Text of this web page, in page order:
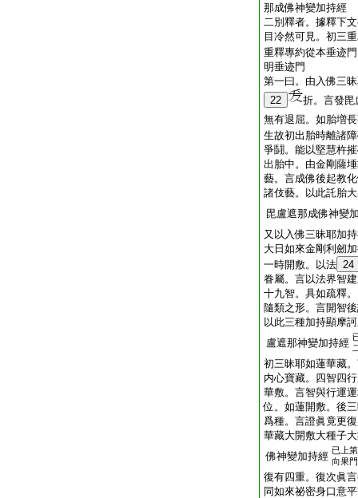
那成佛神變加持經
二別釋者。據釋下
目冷然可見。初三
重釋專約從本垂迹
明垂迹門
第一曰。由入佛三
22
折。言發毘
無有退屈。如胎増
生故初出胎時離諸
爭鬪。能以堅慧杵
出胎中。由金剛薩
藝。言成佛後起教
諸伎藝。以此託胎
毘盧遮那成佛神變
又以入佛三昧耶加
大日如來金剛利劒
一時開敷。以法 24
眷屬。言以法界智
十九智。具如疏釋
隨類之形。言開智
以此三種加持顯摩
盧遮那神變加持經
初三昧耶如蓮華藏
内心寶藏。四智四
華敷。言智與行運
位。如蓮開敷。後
爲種。言證眞竟更
華藏大開敷大種子
佛神變加持經 已上
向果
復有四重。復次眞
同如來祕密身口意